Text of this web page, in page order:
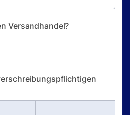
Versandhandel?